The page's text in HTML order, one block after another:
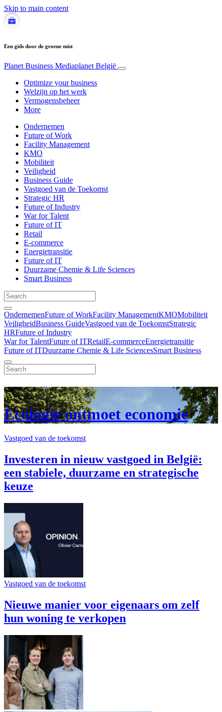
Skip to main content
Een gids door de groene mist
Planet Business Mediaplanet België
Optimize your business
Welzijn op het werk
Vermogensbeheer
More
Ondernemen
Future of Work
Facility Management
KMO
Mobiliteit
Veiligheid
Business Guide
Vastgoed van de Toekomst
Strategic HR
Future of Industry
War for Talent
Future of IT
Retail
E-commerce
Energietransitie
Future of IT
Duurzame Chemie & Life Sciences
Smart Business
OndernemenFuture of WorkFacility ManagementKMOMobiliteit
VeiligheidBusiness GuideVastgoed van de ToekomstStrategic
HRFuture of Industry
War for TalentFuture of ITRetailE-commerceEnergietransitie
Future of ITDuurzame Chemie & Life SciencesSmart Business
Vastgoed van de toekomst
Ecologie ontmoet economie
Vastgoed van de toekomst
Investeren in nieuw vastgoed in België:
een stabiele, duurzame en strategische
keuze
Vastgoed van de toekomst
Nieuwe manier voor eigenaars om zelf
hun woning te verkopen